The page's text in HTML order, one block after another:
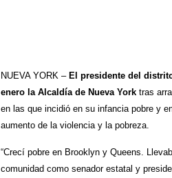
NUEVA YORK – El presidente del
enero la Alcaldía de Nueva York tras
en las que incidió en su infancia pobre y
aumento de la violencia y la pobreza.
“Crecí pobre en Brooklyn y Queens.
comunidad como senador estatal y